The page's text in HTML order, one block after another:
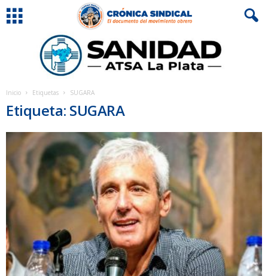
Inicio Etiquetas SUGARA
Etiqueta: SUGARA